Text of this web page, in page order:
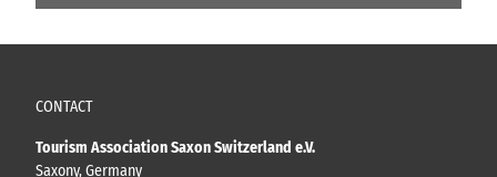
CONTACT
Tourism Association Saxon Switzerland e.V.
Saxony, Germany